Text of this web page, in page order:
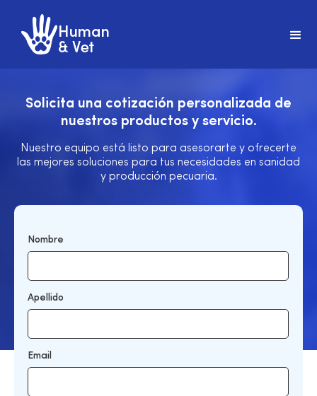
Solicita una cotización personalizada de
nuestros productos y servicio.
Nuestro equipo está listo para asesorarte y ofrecerte
las mejores soluciones para tus necesidades en sanidad
y producción pecuaria.
Nombre
Apellido
Email